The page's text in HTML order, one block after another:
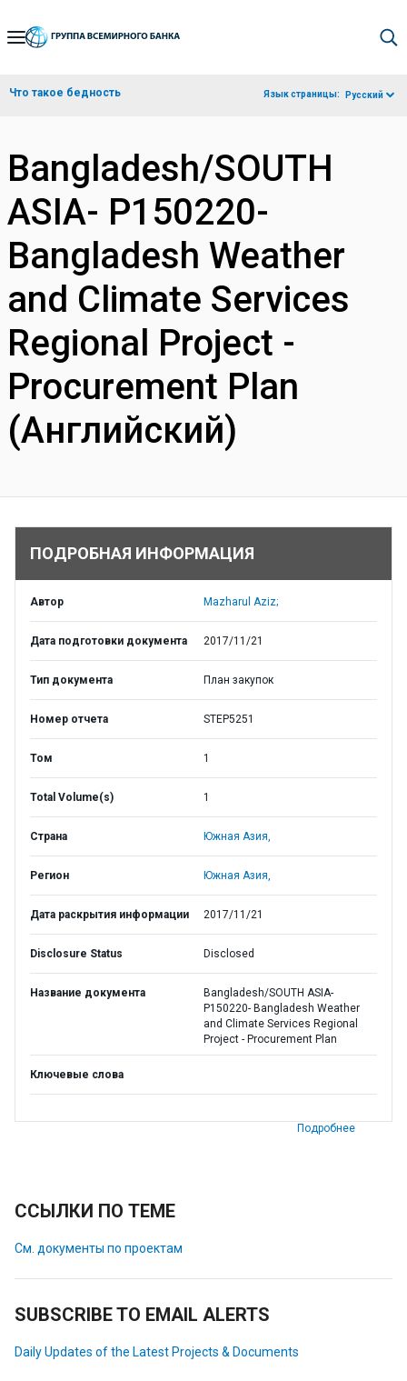
Skip
Navigation
Что такое бедность Язык страницы: Русский
Bangladesh/SOUTH
ASIA- P150220-
Bangladesh Weather
and Climate Services
Regional Project -
Procurement Plan
(Английский)
ПОДРОБНАЯ ИНФОРМАЦИЯ
Автор Mazharul Aziz;
Дата подготовки документа 2017/11/21
Тип документа План закупок
Номер отчета STEP5251
Том 1
Total Volume(s) 1
Страна Южная Азия,
Регион Южная Азия,
Дата раскрытия информации 2017/11/21
Disclosure Status Disclosed
Название документа
Bangladesh/SOUTH ASIA-
P150220- Bangladesh Weather
and Climate Services Regional
Project - Procurement Plan
Ключевые слова
Подробнее
ССЫЛКИ ПО ТЕМЕ
См. документы по проектам
SUBSCRIBE TO EMAIL ALERTS
Daily Updates of the Latest Projects & Documents